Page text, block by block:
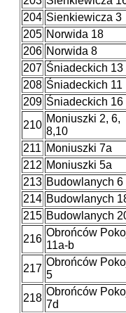
204 Sienkiewicza 3
205 Norwida 18
206 Norwida 8
207 Śniadeckich 13
208 Śniadeckich 11
209 Śniadeckich 16
210
Moniuszki 2, 6,
8,10
211 Moniuszki 7a
212 Moniuszki 5a
213 Budowlanych 6
214 Budowlanych
215 Budowlanych
216
Obrońców
11a-b
217
Obrońców
5
218
Obrońców
7d